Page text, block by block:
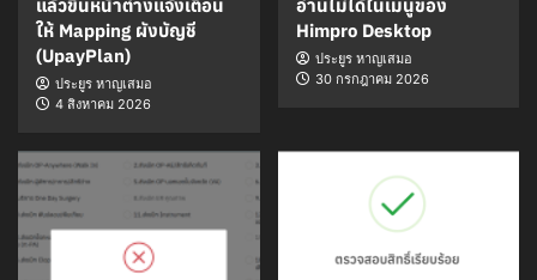
แล้วขึ้นหน้าต่างแจ้งเตือน
ให้ Mapping ผังบัญชี
(UpayPlan)
ประยูร หาญเสมอ
4 สิงหาคม 2026
อ่านไม่ได้ในเมนูของ
Himpro Desktop
ประยูร หาญเสมอ
30 กรกฎาคม 2026